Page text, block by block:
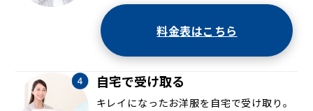
料金表はこちら
自宅で受け取る
キレイになったお洋服を自宅で受け取り。